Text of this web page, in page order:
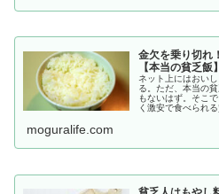
金欠を乗り切れ
【本当の貧乏飯】
ネット上にはおい
る。ただ、本当の
もないはず。そこ
く激安で食べられ
moguralife.com